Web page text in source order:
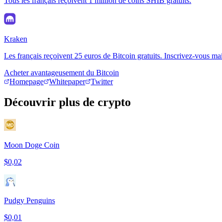
Kraken
Les français reçoivent 25 euros de Bitcoin gratuits. Inscrivez-vous
Acheter avantageusement du Bitcoin
Homepage
Whitepaper Twitter
Découvrir plus de crypto
Moon Doge Coin
$0,02
Pudgy Penguins
$0,01